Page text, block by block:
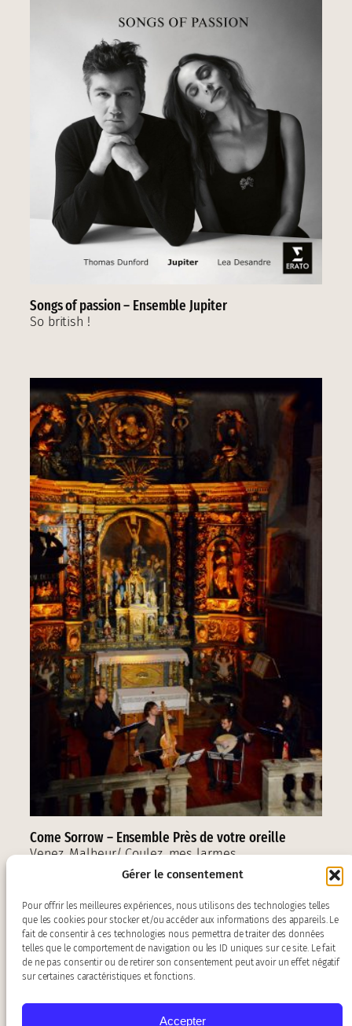
Gérer le consentement
Pour offrir les meilleures expériences, nous utilisons des technologies telles
que les cookies pour stocker et/ou accéder aux informations des appareils. Le
fait de consentir à ces technologies nous permettra de traiter des données
telles que le comportement de navigation ou les ID uniques sur ce site. Le fait
de ne pas consentir ou de retirer son consentement peut avoir un effet négatif
sur certaines caractéristiques et fonctions.
Accepter
Songs of passion – Ensemble Jupiter
So british !
Come Sorrow – Ensemble Près de votre oreille
Venez, Malheur/ Coulez, mes larmes…